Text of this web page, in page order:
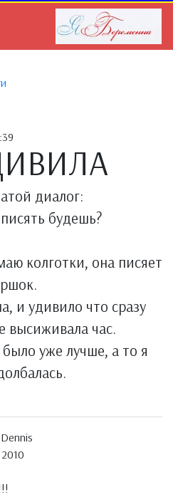
диалог:
будешь?
колготки, она писяет
и удивило что сразу
высиживала час.
уже лучше, а то я